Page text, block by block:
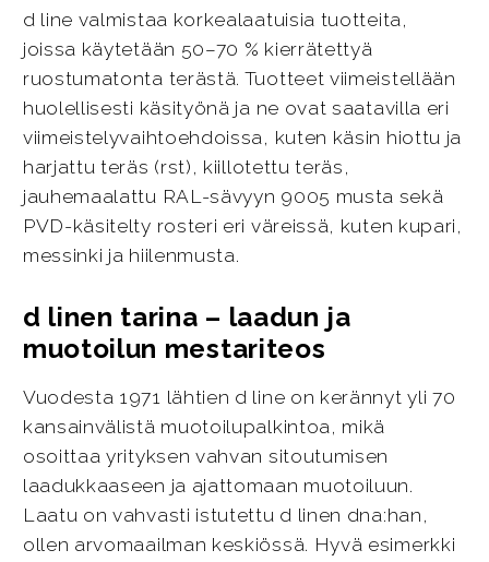
d line valmistaa korkealaatuisia tuotteita,
joissa käytetään 50–70 % kierrätettyä
ruostumatonta terästä. Tuotteet viimeistellään
huolellisesti käsityönä ja ne ovat saatavilla eri
viimeistelyvaihtoehdoissa, kuten käsin hiottu ja
harjattu teräs (rst), kiillotettu teräs,
jauhemaalattu RAL-sävyyn 9005 musta sekä
PVD-käsitelty rosteri eri väreissä, kuten kupari,
messinki ja hiilenmusta.
d linen tarina – laadun ja
muotoilun mestariteos
Vuodesta 1971 lähtien d line on kerännyt yli 70
kansainvälistä muotoilupalkintoa, mikä
osoittaa yrityksen vahvan sitoutumisen
laadukkaaseen ja ajattomaan muotoiluun.
Laatu on vahvasti istutettu d linen dna:han,
ollen arvomaailman keskiössä. Hyvä esimerkki